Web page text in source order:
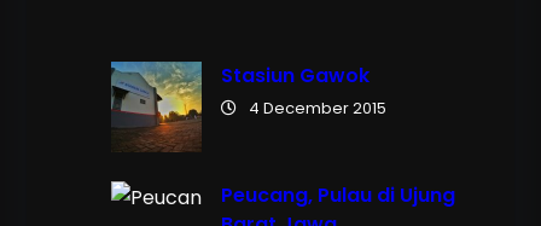
Stasiun Gawok
4 December 2015
Peucang, Pulau di Ujung